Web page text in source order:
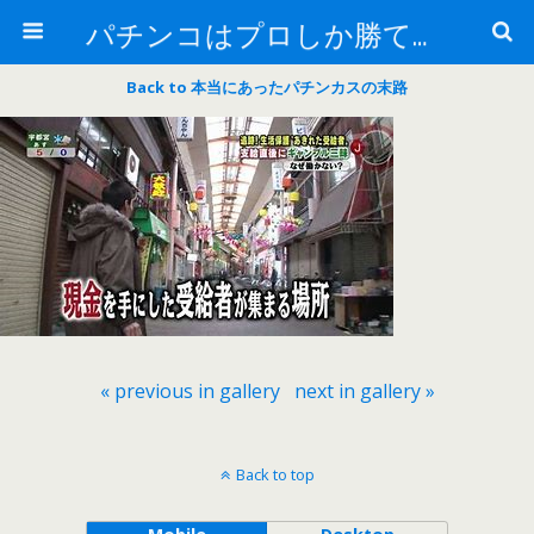
パチンコはプロしか勝てない！
Back to 本当にあったパチンカスの末路
« previous in gallery next in gallery »
Back to top